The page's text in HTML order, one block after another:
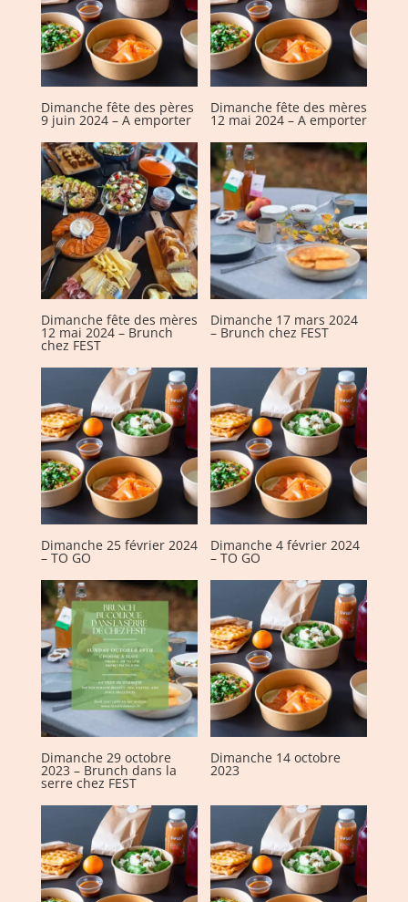
Dimanche fête des pères
9 juin 2024 – A emporter
Dimanche fête des mères
12 mai 2024 – A emporter
Dimanche fête des mères
12 mai 2024 – Brunch
chez FEST
Dimanche 17 mars 2024
– Brunch chez FEST
Dimanche 25 février 2024
– TO GO
Dimanche 4 février 2024
– TO GO
Dimanche 29 octobre
2023 – Brunch dans la
serre chez FEST
Dimanche 14 octobre
2023